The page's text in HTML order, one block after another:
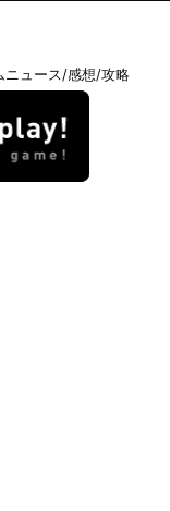
ュース/感想/攻略